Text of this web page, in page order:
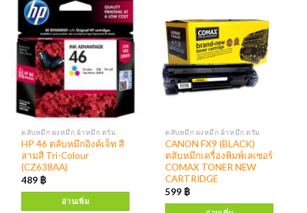
ตลับหมึก ผงหมึก ผ้าหมึก ดรัม
CANON FX9 (BLACK)
ตลับหมึกเครื่องพิมพ์เลเซอร์
COMAX TONER NEW
CARTRIDGE
599 ฿
ตลับหมึก ผงหมึก ผ้าหมึก ดรัม
HP 46 ตลับหมึกอิงค์เจ็ท สี
สามสี Tri-Colour
(CZ638AA)
489 ฿
อ่านเพิ่ม